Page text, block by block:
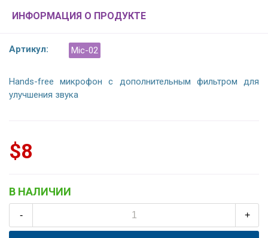
ИНФОРМАЦИЯ О ПРОДУКТЕ
Артикул: Mic-02
Hands-free микрофон с дополнительным фильтром для
улучшения звука
$8
В НАЛИЧИИ
- +